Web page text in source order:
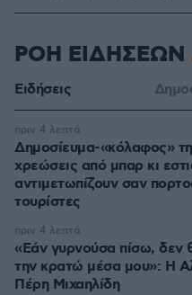
ΡΟΗ ΕΙΔΗΣΕΩΝ
Ειδήσεις
Δημοσίευμα-«κόλαφος»
χρεώσεις από μπαρ κι
αντιμετωπίζουν σαν
τουρίστες
πριν 4 λεπτά
«Εάν γυρνούσα πίσω, δεν
την κρατώ μέσα μου»: Η
Πέρη Μιχαηλίδη
πριν 4 λεπτά